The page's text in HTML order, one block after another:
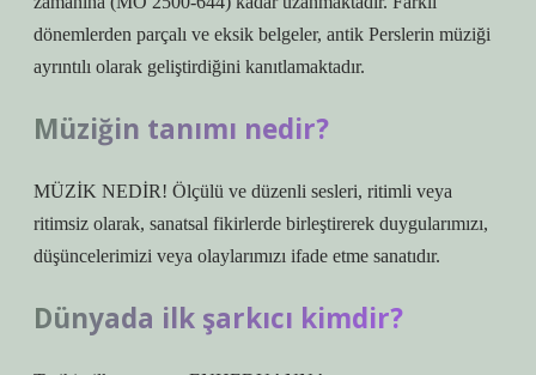
dönemlerden parçalı ve eksik belgeler, antik Perslerin müziği
ayrıntılı olarak geliştirdiğini kanıtlamaktadır.
Müziğin tanımı nedir?
MÜZİK NEDİR! Ölçülü ve düzenli sesleri, ritimli veya
ritimsiz olarak, sanatsal fikirlerde birleştirerek duygularımızı,
düşüncelerimizi veya olaylarımızı ifade etme sanatıdır.
Dünyada ilk şarkıcı kimdir?